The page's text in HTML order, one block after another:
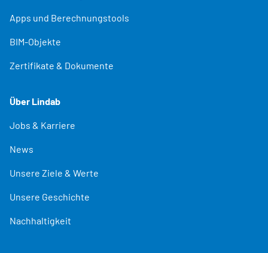
Apps und Berechnungstools
BIM-Objekte
Zertifikate & Dokumente
Über Lindab
Jobs & Karriere
News
Unsere Ziele & Werte
Unsere Geschichte
Nachhaltigkeit